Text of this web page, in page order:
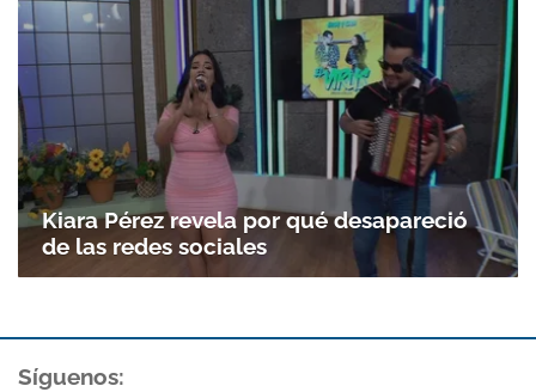
Kiara Pérez revela por qué desapareció
de las redes sociales
Síguenos: